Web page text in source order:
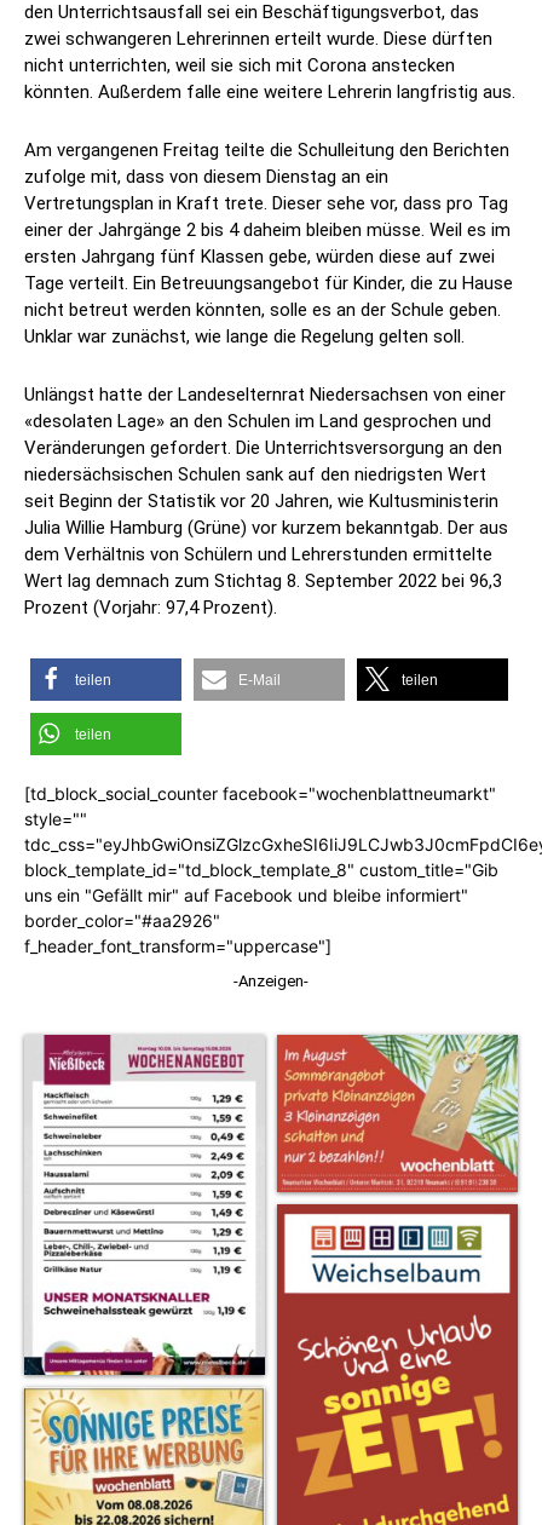
den Unterrichtsausfall sei ein Beschäftigungsverbot, das
zwei schwangeren Lehrerinnen erteilt wurde. Diese dürften
nicht unterrichten, weil sie sich mit Corona anstecken
könnten. Außerdem falle eine weitere Lehrerin langfristig aus.
Am vergangenen Freitag teilte die Schulleitung den Berichten
zufolge mit, dass von diesem Dienstag an ein
Vertretungsplan in Kraft trete. Dieser sehe vor, dass pro Tag
einer der Jahrgänge 2 bis 4 daheim bleiben müsse. Weil es im
ersten Jahrgang fünf Klassen gebe, würden diese auf zwei
Tage verteilt. Ein Betreuungsangebot für Kinder, die zu Hause
nicht betreut werden könnten, solle es an der Schule geben.
Unklar war zunächst, wie lange die Regelung gelten soll.
Unlängst hatte der Landeselternrat Niedersachsen von einer
«desolaten Lage» an den Schulen im Land gesprochen und
Veränderungen gefordert. Die Unterrichtsversorgung an den
niedersächsischen Schulen sank auf den niedrigsten Wert
seit Beginn der Statistik vor 20 Jahren, wie Kultusministerin
Julia Willie Hamburg (Grüne) vor kurzem bekanntgab. Der aus
dem Verhältnis von Schülern und Lehrerstunden ermittelte
Wert lag demnach zum Stichtag 8. September 2022 bei 96,3
Prozent (Vorjahr: 97,4 Prozent).
teilen E-Mail teilen
teilen
[td_block_social_counter facebook="wochenblattneumarkt"
style=""
block_template_id="td_block_template_8" custom_title="Gib
uns ein "Gefällt mir" auf Facebook und bleibe informiert"
border_color="#aa2926"
f_header_font_transform="uppercase"]
-Anzeigen-